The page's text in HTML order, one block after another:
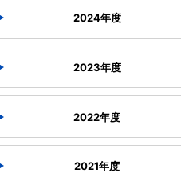
2024年度
2023年度
2022年度
2021年度